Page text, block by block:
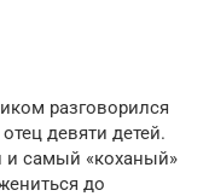
разговорился
девяти детей.
и самый «коханый»
до